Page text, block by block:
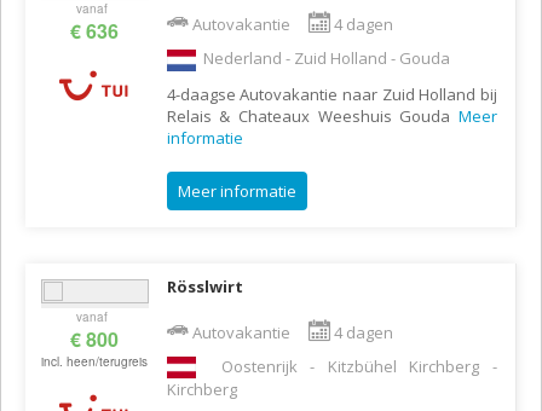
vanaf
€ 636 Autovakantie
4 dagen
Nederland - Zuid Holland - Gouda
4-daagse Autovakantie naar Zuid Holland bij
Relais & Chateaux Weeshuis Gouda Meer
informatie
Meer informatie
vanaf
€ 800
incl. heen/terugreis
Rösslwirt
Autovakantie
4 dagen
Oostenrijk - Kitzbühel Kirchberg -
Kirchberg